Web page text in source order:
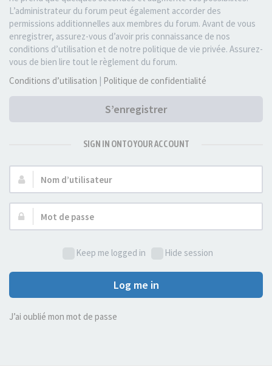
L’administrateur du forum peut également accorder des
permissions additionnelles aux membres du forum. Avant de vous
enregistrer, assurez-vous d’avoir pris connaissance de nos
conditions d’utilisation et de notre politique de vie privée. Assurez-
vous de bien lire tout le règlement du forum.
Conditions d’utilisation | Politique de confidentialité
S’enregistrer
SIGN IN ONTO YOUR ACCOUNT
Nom
d’utilisateur :
Mot
de
Keep me logged in
Hide session
Log me in
J’ai oublié mon mot de passe